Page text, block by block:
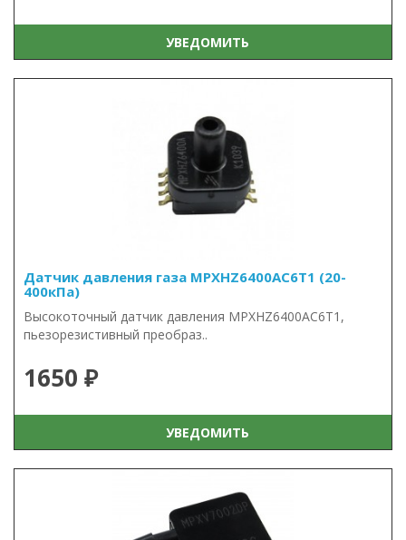
УВЕДОМИТЬ
Датчик давления газа MPXHZ6400AC6T1 (20-
400кПа)
Высокоточный датчик давления MPXHZ6400AC6T1,
пьезорезистивный преобраз..
1650 ₽
УВЕДОМИТЬ